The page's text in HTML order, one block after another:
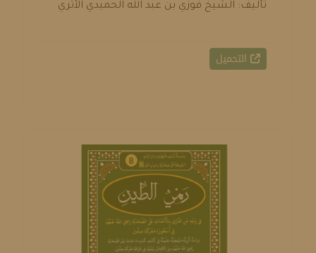
تأليف: الشيخ فوزي بن عبد الله الحميدي الأثري
التحميل